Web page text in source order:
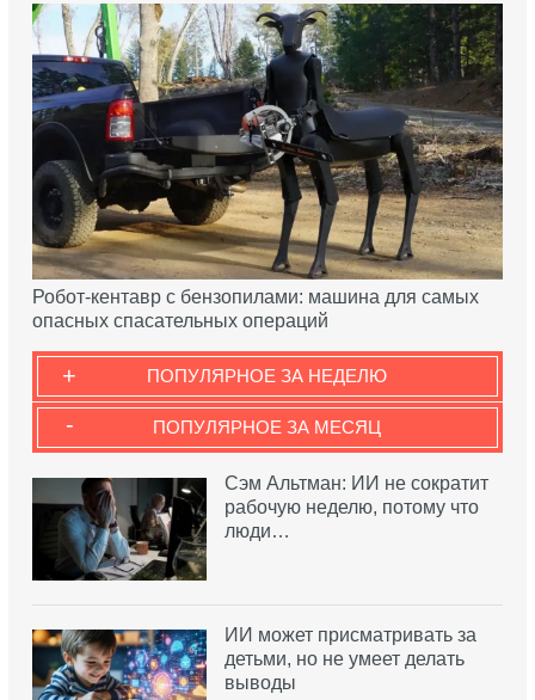
Робот-кентавр с бензопилами: машина для самых
опасных спасательных операций
ПОПУЛЯРНОЕ ЗА НЕДЕЛЮ
+
ПОПУЛЯРНОЕ ЗА МЕСЯЦ
-
Сэм Альтман: ИИ не сократит
рабочую неделю, потому что
люди…
ИИ может присматривать за
детьми, но не умеет делать
выводы